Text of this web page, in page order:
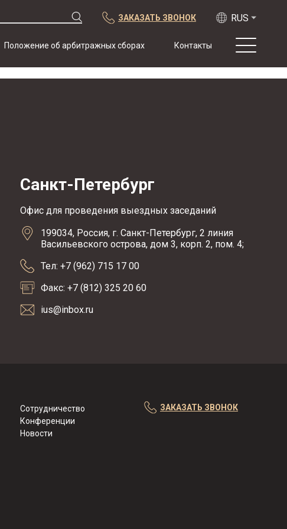
ЗАКАЗАТЬ ЗВОНОК
Положение об арбитражных сборах Контакты
О нас
Образцы
договоров с
арбитражной
Санкт-Петербург
Офис для проведения выездных заседаний
199034, Россия, г. Санкт-Петербург, 2 линия
Васильевского острова, дом 3, корп. 2, пом. 4;
Тел: +7 (962) 715 17 00
Факс: +7 (812) 325 20 60
ius@inbox.ru
Сотрудничество
Конференции
Новости
ЗАКАЗАТЬ ЗВОНОК